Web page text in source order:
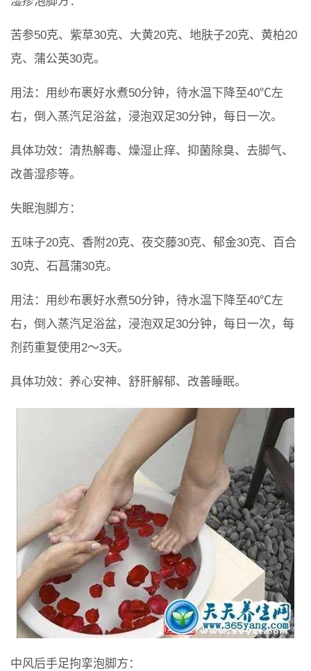
苦参50克、紫草30克、大黄20克、地肤子20克、黄柏20
克、蒲公英30克。
用法：用纱布裹好水煮50分钟，待水温下降至40℃左
右，倒入蒸汽足浴盆，浸泡双足30分钟，每日一次。
具体功效：清热解毒、燥湿止痒、抑菌除臭、去脚气、
改善湿疹等。
失眠泡脚方：
五味子20克、香附20克、夜交藤30克、郁金30克、百合
30克、石菖蒲30克。
用法：用纱布裹好水煮50分钟，待水温下降至40℃左
右，倒入蒸汽足浴盆，浸泡双足30分钟，每日一次，每
剂药重复使用2～3天。
具体功效：养心安神、舒肝解郁、改善睡眠。
中风后手足拘挛泡脚方：